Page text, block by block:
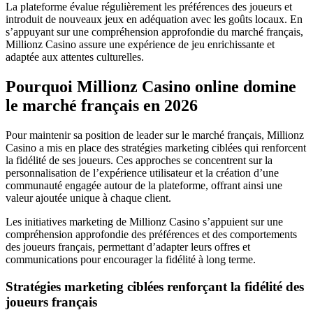
La plateforme évalue régulièrement les préférences des joueurs et
introduit de nouveaux jeux en adéquation avec les goûts locaux. En
s’appuyant sur une compréhension approfondie du marché français,
Millionz Casino assure une expérience de jeu enrichissante et
adaptée aux attentes culturelles.
Pourquoi Millionz Casino online domine
le marché français en 2026
Pour maintenir sa position de leader sur le marché français, Millionz
Casino a mis en place des stratégies marketing ciblées qui renforcent
la fidélité de ses joueurs. Ces approches se concentrent sur la
personnalisation de l’expérience utilisateur et la création d’une
communauté engagée autour de la plateforme, offrant ainsi une
valeur ajoutée unique à chaque client.
Les initiatives marketing de Millionz Casino s’appuient sur une
compréhension approfondie des préférences et des comportements
des joueurs français, permettant d’adapter leurs offres et
communications pour encourager la fidélité à long terme.
Stratégies marketing ciblées renforçant la fidélité des
joueurs français